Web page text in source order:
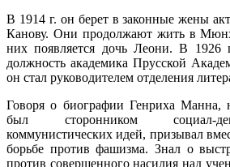
В 1914 г. он берет в законные жены
Канову. Они продолжают жить в
них появляется дочь Леони. В 1926
должность академика Прусской
он стал руководителем отделения
Говоря о биографии Генриха Манна,
был сторонником социал-
коммунистических идей, призывал
борьбе против фашизма. Знал о
против совершенного насилия над